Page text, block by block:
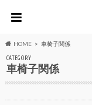
HOME 車椅子関係
CATEGORY
車椅子関係